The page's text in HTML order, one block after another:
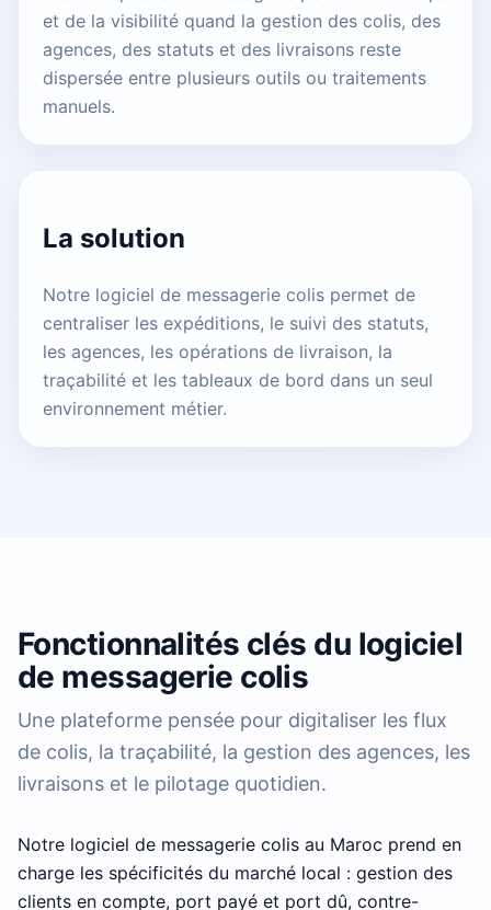
et de la visibilité quand la gestion des colis, des
agences, des statuts et des livraisons reste
dispersée entre plusieurs outils ou traitements
manuels.
La solution
Notre logiciel de messagerie colis permet de
centraliser les expéditions, le suivi des statuts,
les agences, les opérations de livraison, la
traçabilité et les tableaux de bord dans un seul
environnement métier.
Fonctionnalités clés du logiciel
de messagerie colis
Une plateforme pensée pour digitaliser les flux
de colis, la traçabilité, la gestion des agences, les
livraisons et le pilotage quotidien.
Notre logiciel de messagerie colis au Maroc prend en
charge les spécificités du marché local : gestion des
clients en compte, port payé et port dû, contre-